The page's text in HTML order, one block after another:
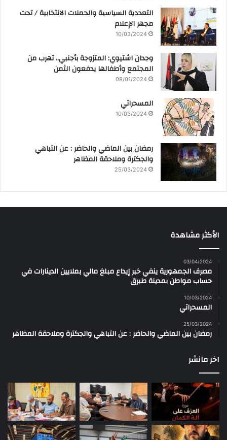
التعددية السياسية والحملات الانتخابية / تحت
مجهر الإعلام
10/03/2024
وجدان اشتيوي: المتزوجة بأجنبي.. تهرب من
المجتمع وأطفالها يدفعون الثمن
08/01/2024
المسحراتي
10/03/2024
رمضان بين الماضي والحاضر : عن التباهي
والجكترة وملاحقة المظاهر
25/03/2024
الأكثر مشاهدة
03/04/2024
مصرف الجمهورية ينفي خبر إيداع مبلغ مالي بملايين الدينارات في
حساب مواطن بمدينة طبرق
10/03/2024
المسحراتي
25/03/2024
رمضان بين الماضي والحاضر : عن التباهي والجكترة وملاحقة المظاهر
اخر مانشر